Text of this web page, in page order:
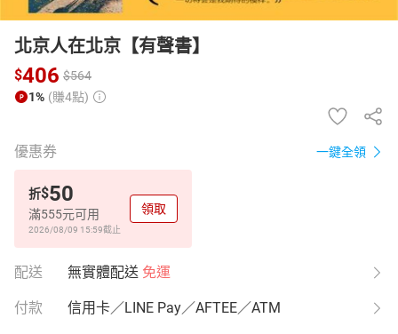
北京人在北京【有聲書】
$406 $564
1% (賺4點)
優惠券 一鍵全領
折$50
滿555元可用
2026/08/09 15:59截止
領取
配送 無實體配送 免運
付款 信用卡／LINE Pay／AFTEE／ATM